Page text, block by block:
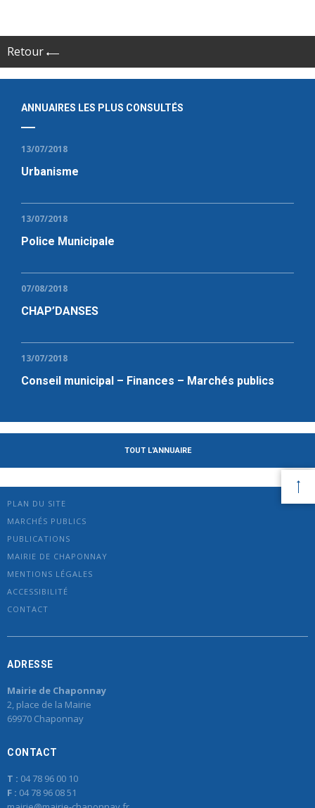
Retour
ANNUAIRES LES PLUS CONSULTÉS
13/07/2018
Urbanisme
13/07/2018
Police Municipale
07/08/2018
CHAP’DANSES
13/07/2018
Conseil municipal – Finances – Marchés publics
TOUT L'ANNUAIRE
PLAN DU SITE
MARCHÉS PUBLICS
PUBLICATIONS
MAIRIE DE CHAPONNAY
MENTIONS LÉGALES
ACCESSIBILITÉ
CONTACT
ADRESSE
Mairie de Chaponnay
2, place de la Mairie
69970 Chaponnay
CONTACT
T : 04 78 96 00 10
F : 04 78 96 08 51